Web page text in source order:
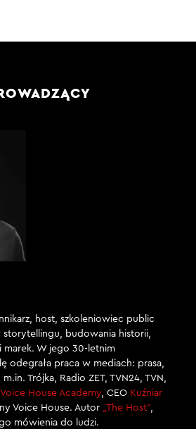
host, szkoleniowiec public
budowania historii,
marek. W jego 30-letnim
odegrała praca w mediach: prasa,
Trójka, Radio ZET, TVN24, TVN,
Voice House Academy, CEO Kuźniar
Voice House. Autor „The Host”,
mówienia do ludzi.